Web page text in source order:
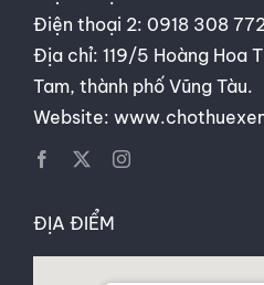
Điện thoại 2: 0918 308
Địa chỉ: 119/5 Hoàng Hoa
Tam, thành phố Vũng Tàu.
Website:
ĐỊA ĐIỂM